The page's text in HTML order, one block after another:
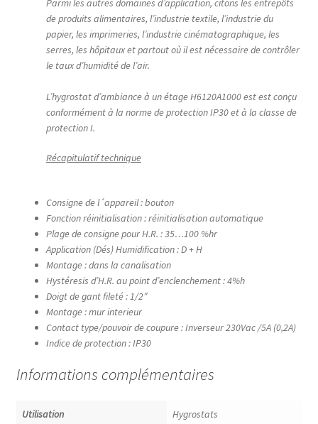
Radiateurs​
Vapeur saturée
Vapeur surchauffée
Zone ON/OFF
Toutes les vannes
Accessoires
Dépendant de la pression
Mono composant
Production distribution
Parmi les autres domaines d’application, citons les entrepôts
de produits alimentaires, l’industrie textile, l’industrie du
papier, les imprimeries, l’industrie cinématographique, les
serres, les hôpitaux et partout où il est nécessaire de contrôler
le taux d’humidité de l’air.
L’hygrostat d’ambiance à un étage H6120A1000 est est conçu
conformément à la norme de protection IP30 et à la classe de
protection I.
Récapitulatif technique
Consigne de l´appareil : bouton
Fonction réinitialisation : réinitialisation automatique
Plage de consigne pour H.R. : 35…100 %hr
Application (Dés) Humidification : D + H
Montage : dans la canalisation
Hystéresis d’H.R. au point d’enclenchement : 4%h
Doigt de gant fileté : 1/2″
Montage : mur interieur
Contact type/pouvoir de coupure : Inverseur 230Vac /5A (0,2A)
Indice de protection : IP30
Informations complémentaires
Utilisation Hygrostats